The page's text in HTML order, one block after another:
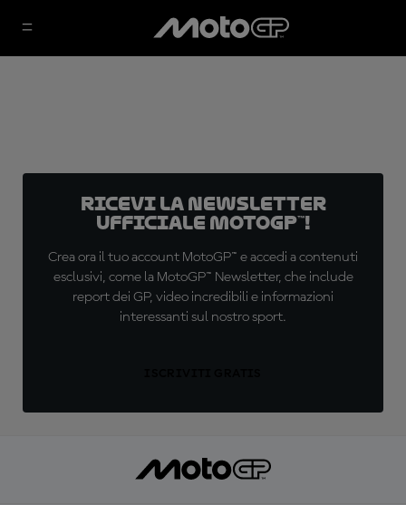
Ricevi la newsletter
ufficiale MotoGP™!
Crea ora il tuo account MotoGP™ e accedi a contenuti
esclusivi, come la MotoGP™ Newsletter, che include
report dei GP, video incredibili e informazioni
interessanti sul nostro sport.